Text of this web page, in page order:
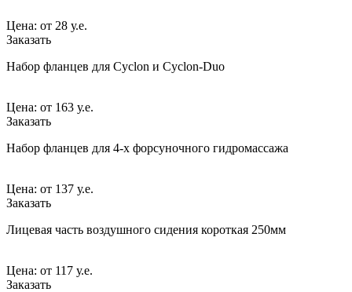
Цена: от 28 у.е.
Заказать
Набор фланцев для Cyclon и Cyclon-Duo
Цена: от 163 у.е.
Заказать
Набор фланцев для 4-х форсуночного гидромассажа
Цена: от 137 у.е.
Заказать
Лицевая часть воздушного сидения короткая 250мм
Цена: от 117 у.е.
Заказать